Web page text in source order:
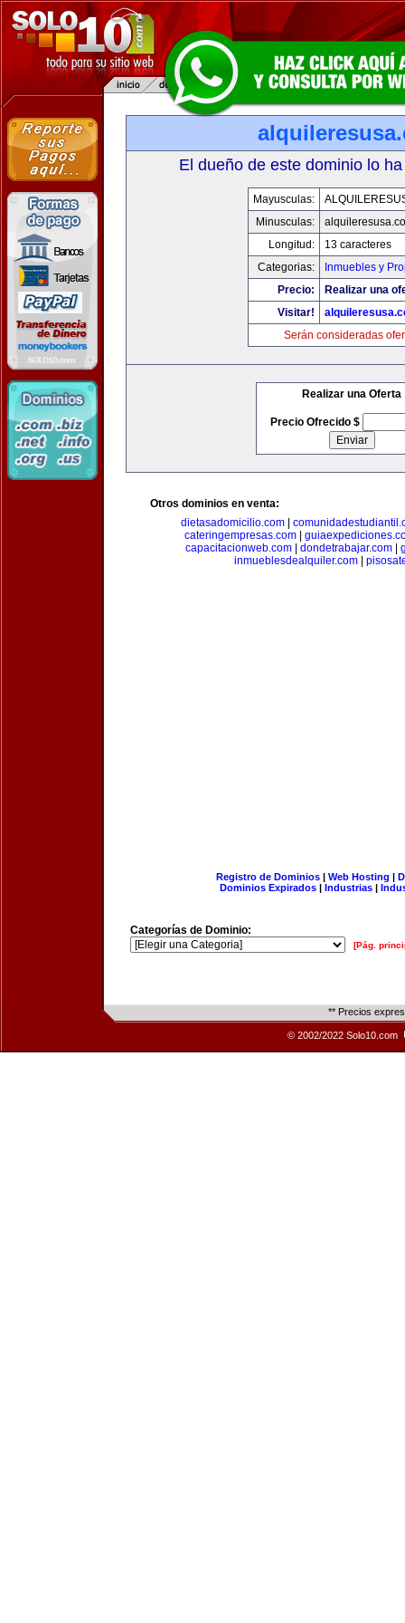
El dueño de este dominio lo
Mayusculas:
Minusculas:
Longitud:
13 caracteres
Categorias:
Inmuebles y
Precio:
Realizar una
Visitar!
Serán consideradas
Realizar una Oferta
Precio Ofrecido $
Otros dominios en venta:
dietasadomicilio.com
cateringempresas.com|
capacitacionweb.com
dondetrabajar.com
inmueblesdealquiler.com
Registro de Dominios| Web Hosting |
Dominios Expirados | Industrias |
Categorías de Dominio:
[Pág.
** Precios
© 2002/2022 Solo10.com